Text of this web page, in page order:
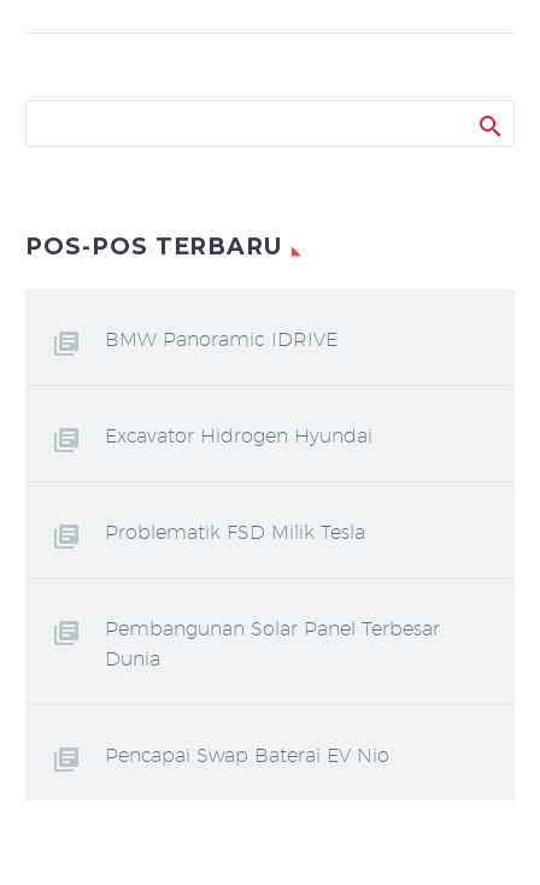
POS-POS TERBARU
BMW Panoramic IDRIVE
Excavator Hidrogen Hyundai
Problematik FSD Milik Tesla
Pembangunan Solar Panel Terbesar
Dunia
Pencapai Swap Baterai EV Nio